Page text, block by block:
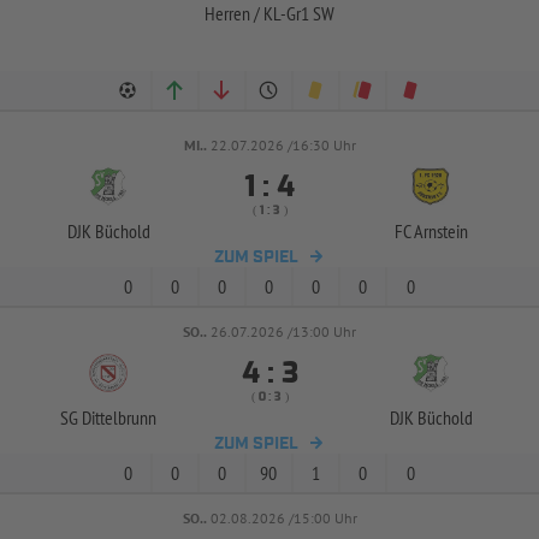
Herren / KL-Gr1 SW
MI.. 22.07.2026 /16:30 Uhr
DJK Büchold
 : 
(  :  )
FC Arnstein
ZUM SPIEL
0 0 0 0 0 0 0
SO.. 26.07.2026 /13:00 Uhr
SG Dittelbrunn
 : 
( :  )
DJK Büchold
ZUM SPIEL
0 0 0 90 1 0 0
SO.. 02.08.2026 /15:00 Uhr